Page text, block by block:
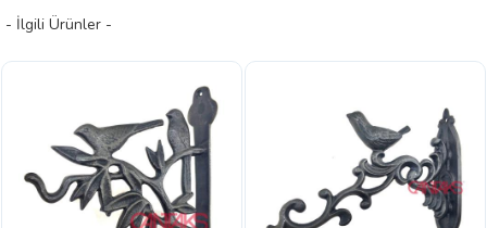
- İlgili Ürünler -